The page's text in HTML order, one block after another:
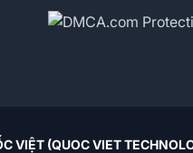
VIỆT (QUOC VIET